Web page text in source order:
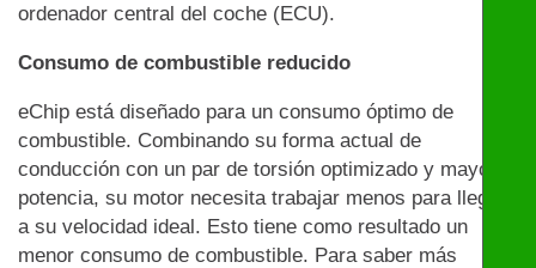
ordenador central del coche (ECU).
Consumo de combustible reducido
eChip está diseñado para un consumo óptimo de
combustible. Combinando su forma actual de
conducción con un par de torsión optimizado y mayor
potencia, su motor necesita trabajar menos para llegar
a su velocidad ideal. Esto tiene como resultado un
menor consumo de combustible. Para saber más